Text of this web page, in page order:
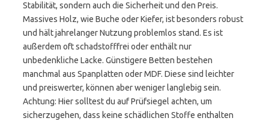
Stabilität, sondern auch die Sicherheit und den Preis.
Massives Holz, wie Buche oder Kiefer, ist besonders robust
und hält jahrelanger Nutzung problemlos stand. Es ist
außerdem oft schadstofffrei oder enthält nur
unbedenkliche Lacke. Günstigere Betten bestehen
manchmal aus Spanplatten oder MDF. Diese sind leichter
und preiswerter, können aber weniger langlebig sein.
Achtung: Hier solltest du auf Prüfsiegel achten, um
sicherzugehen, dass keine schädlichen Stoffe enthalten